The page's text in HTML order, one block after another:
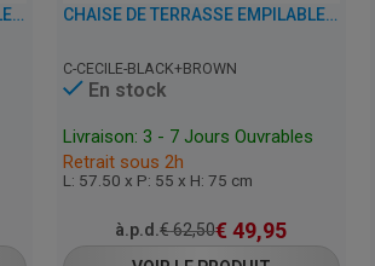
CHAISE DE TERRASSE EMPILABLE AVEC ACCOUDOIRS - SIRENE - PLASTIQUE CHAISE DE TERRASSE EMPILABLE AVEC ACCOUDOIRS - CECILE - PLASTIQUE
C-CECILE-BLACK+BROWN
En stock
Livraison: 3 - 7 Jours Ouvrables
Retrait sous 2h
L: 57.50 x P: 55 x H: 75 cm
à.p.d.€62,50€ 49,95